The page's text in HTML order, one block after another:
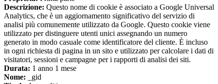
Descrizione: Questo nome di cookie è associato a Google Universal
Analytics, che è un aggiornamento significativo del servizio di
analisi più comunemente utilizzato da Google. Questo cookie viene
utilizzato per distinguere utenti unici assegnando un numero
generato in modo casuale come identificatore del cliente. È incluso
in ogni richiesta di pagina in un sito e utilizzato per calcolare i dati di
visitatori, sessioni e campagne per i rapporti di analisi dei siti.
Durata: 1 anno 1 mese
Nome: _gid